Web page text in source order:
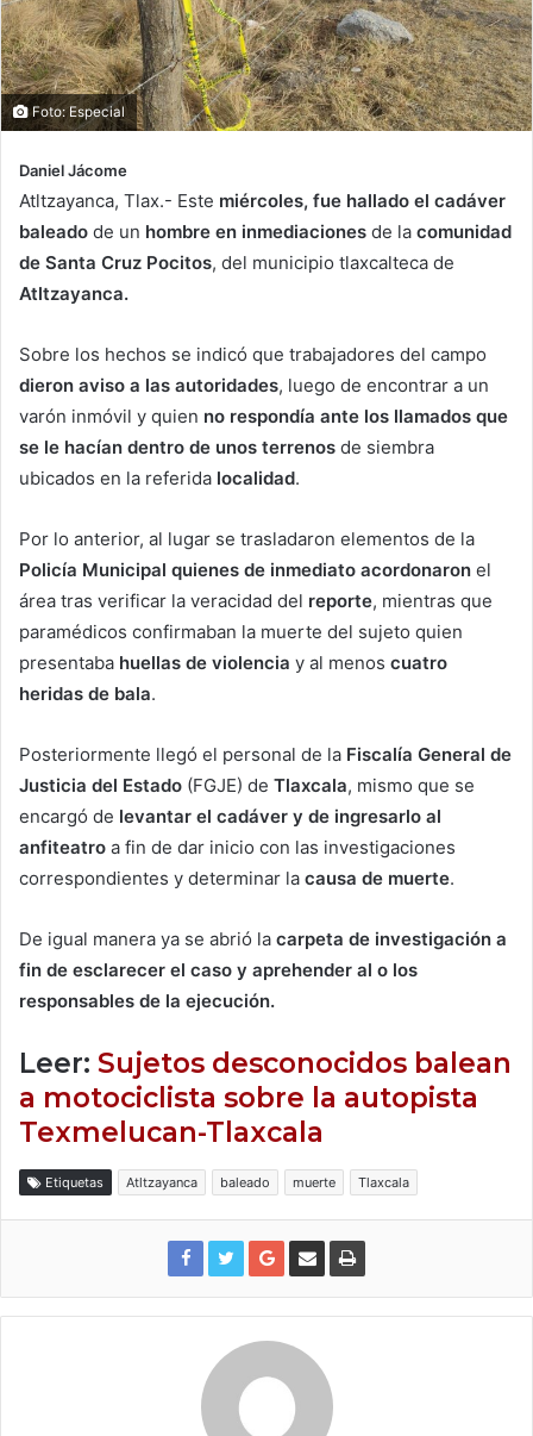
Foto: Especial
Daniel Jácome
Atltzayanca, Tlax.- Este miércoles, fue hallado el cadáver
baleado de un hombre en inmediaciones de la comunidad
de Santa Cruz Pocitos, del municipio tlaxcalteca de
Atltzayanca.
Sobre los hechos se indicó que trabajadores del campo
dieron aviso a las autoridades, luego de encontrar a un
varón inmóvil y quien no respondía ante los llamados que
se le hacían dentro de unos terrenos de siembra
ubicados en la referida localidad.
Por lo anterior, al lugar se trasladaron elementos de la
Policía Municipal quienes de inmediato acordonaron el
área tras verificar la veracidad del reporte, mientras que
paramédicos confirmaban la muerte del sujeto quien
presentaba huellas de violencia y al menos cuatro
heridas de bala.
Posteriormente llegó el personal de la Fiscalía General de
Justicia del Estado (FGJE) de Tlaxcala, mismo que se
encargó de levantar el cadáver y de ingresarlo al
anfiteatro a fin de dar inicio con las investigaciones
correspondientes y determinar la causa de muerte.
De igual manera ya se abrió la carpeta de investigación a
fin de esclarecer el caso y aprehender al o los
responsables de la ejecución.
Leer: Sujetos desconocidos balean
a motociclista sobre la autopista
Texmelucan-Tlaxcala
Etiquetas Atltzayanca baleado muerte Tlaxcala